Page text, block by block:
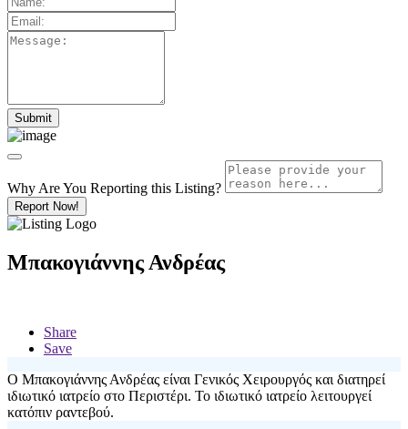
Why Are You Reporting this Listing?
Report Now!
Μπακογιάννης Ανδρέας
Share
Save
Ο Μπακογιάννης Ανδρέας είναι Γενικός Χειρουργός και διατηρεί
ιδιωτικό ιατρείο στο Περιστέρι. Το ιδιωτικό ιατρείο λειτουργεί
κατόπιν ραντεβού.